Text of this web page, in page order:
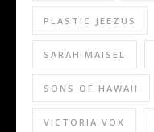
PLASTIC JEEZUS
SARAH MAISEL
SONS OF HAWAII
VICTORIA VOX